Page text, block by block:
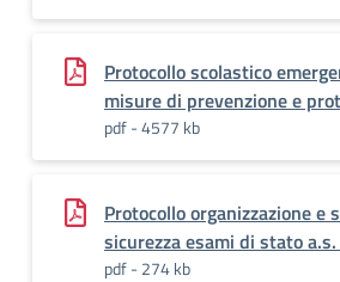
Protocollo scolastico
misure di prevenzione e
pdf - 4577 kb
Protocollo organizzazione e
sicurezza esami di stato
pdf - 274 kb